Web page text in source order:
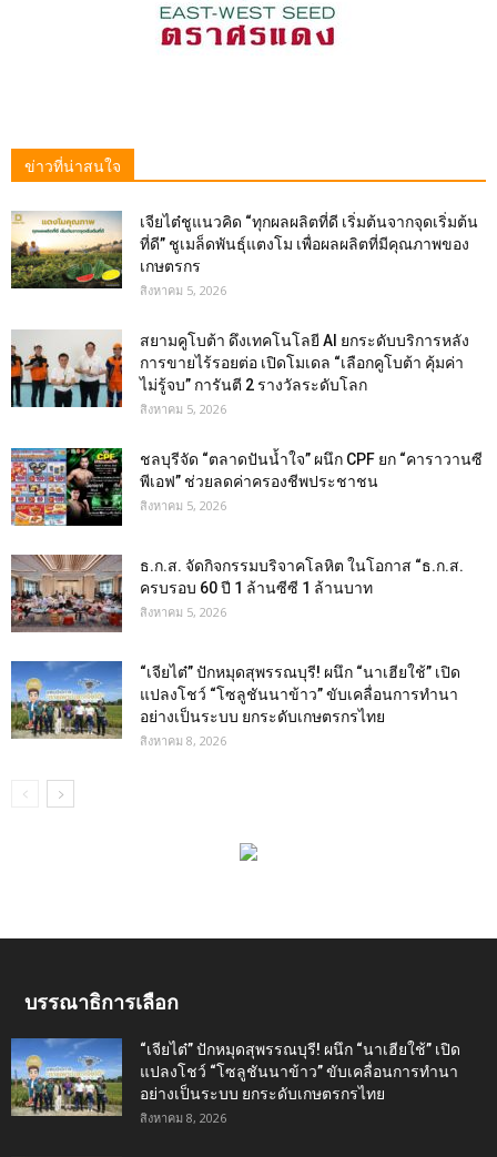
ข่าวที่น่าสนใจ
เจียไต๋ชูแนวคิด “ทุกผลผลิตที่ดี เริ่มต้นจากจุดเริ่มต้น
ที่ดี” ชูเมล็ดพันธุ์แตงโม เพื่อผลผลิตที่มีคุณภาพของ
เกษตรกร
สิงหาคม 5, 2026
สยามคูโบต้า ดึงเทคโนโลยี AI ยกระดับบริการหลัง
การขายไร้รอยต่อ เปิดโมเดล “เลือกคูโบต้า คุ้มค่า
ไม่รู้จบ” การันตี 2 รางวัลระดับโลก
สิงหาคม 5, 2026
ชลบุรีจัด “ตลาดปันน้ำใจ” ผนึก CPF ยก “คาราวานซี
พีเอฟ” ช่วยลดค่าครองชีพประชาชน
สิงหาคม 5, 2026
ธ.ก.ส. จัดกิจกรรมบริจาคโลหิต ในโอกาส “ธ.ก.ส.
ครบรอบ 60 ปี 1 ล้านซีซี 1 ล้านบาท
สิงหาคม 5, 2026
“เจียไต๋” ปักหมุดสุพรรณบุรี! ผนึก “นาเฮียใช้” เปิด
แปลงโชว์ “โซลูชันนาข้าว” ขับเคลื่อนการทำนา
อย่างเป็นระบบ ยกระดับเกษตรกรไทย
สิงหาคม 8, 2026
บรรณาธิการเลือก
“เจียไต๋” ปักหมุดสุพรรณบุรี! ผนึก “นาเฮียใช้” เปิด
แปลงโชว์ “โซลูชันนาข้าว” ขับเคลื่อนการทำนา
อย่างเป็นระบบ ยกระดับเกษตรกรไทย
สิงหาคม 8, 2026